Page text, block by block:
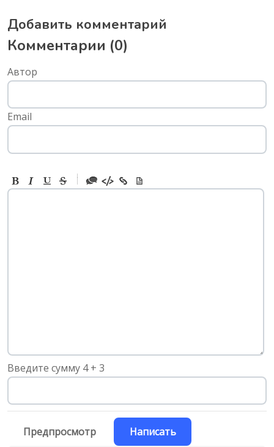
Добавить комментарий
Комментарии (0)
Автор
Email
-
-
-
Введите сумму 4 + 3